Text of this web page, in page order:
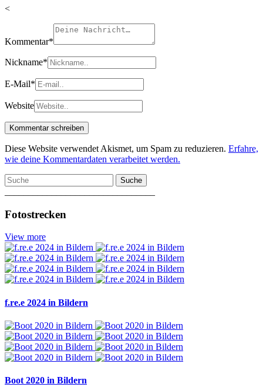
<
Kommentar*
Nickname*
E-Mail*
Website
Diese Website verwendet Akismet, um Spam zu reduzieren. Erfahre,
wie deine Kommentardaten verarbeitet werden.
Suche
Fotostrecken
View more
f.re.e 2024 in Bildern
Boot 2020 in Bildern